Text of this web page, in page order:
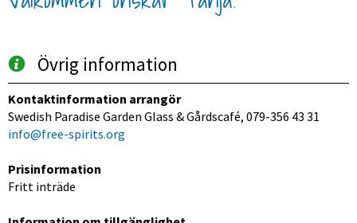
Övrig information
Kontaktinformation arrangör
Swedish Paradise Garden Glass & Gårdscafé, 079-356 43 31
info@free-spirits.org
Prisinformation
Fritt inträde